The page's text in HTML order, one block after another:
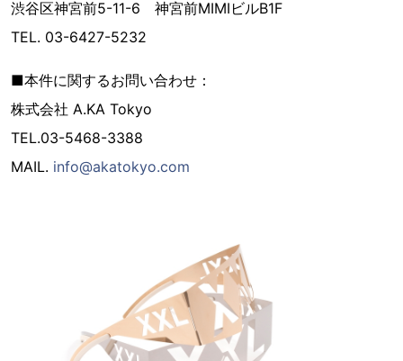
渋谷区神宮前5-11-6 神宮前MIMIビルB1F
TEL. 03-6427-5232
■本件に関するお問い合わせ：
株式会社 A.KA Tokyo
TEL.03-5468-3388
MAIL. info@akatokyo.com